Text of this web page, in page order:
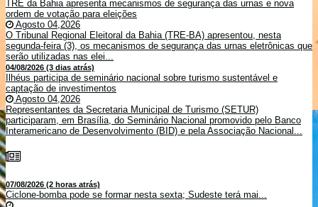
TRE da Bahia apresenta mecanismos de segurança das urnas e nova
ordem de votação para eleições
Agosto 04,2026
O Tribunal Regional Eleitoral da Bahia (TRE-BA) apresentou, nesta
segunda-feira (3), os mecanismos de segurança das urnas eletrônicas que
serão utilizadas nas elei...
04/08/2026 (3 dias atrás)
Ilhéus participa de seminário nacional sobre turismo sustentável e
captação de investimentos
Agosto 04,2026
Representantes da Secretaria Municipal de Turismo (SETUR)
participaram, em Brasília, do Seminário Nacional promovido pelo Banco
Interamericano de Desenvolvimento (BID) e pela Associação Nacional...
07/08/2026 (2 horas atrás)
Ciclone-bomba pode se formar nesta sexta; Sudeste terá mai...